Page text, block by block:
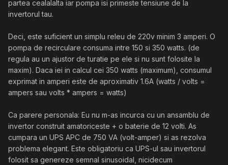
partea cealalalta iar pompa isi primeste tensiune de la
invertorul tau.
Deci, este suficient un simplu releu de 220v minim 3 amperi. O
pompa de recirculare consuma intre 150 si 350 watts. (de
regula au un ajustor de turatie pe ele si nu sunt folosite la
maxim). Daca iei in calcul cei 350 watts (maximum), consumul
exprimat in amperi este de aproximativ 1.6A (watts / volts =
ampers sau volts * ampers = watts)
Ca parere personala: Eu nu m-as incurca cu un ansamblu de
invertor construit amatoriceste + o baterie de 12 volti. As
cumpara un UPS APC de 750 VA (volt-amper) si as rezolva
problema elegant. Este obligatoriu ca UPS-ul sau invertorul
folosit sa genereze semnal sinusoidal, nicidecum